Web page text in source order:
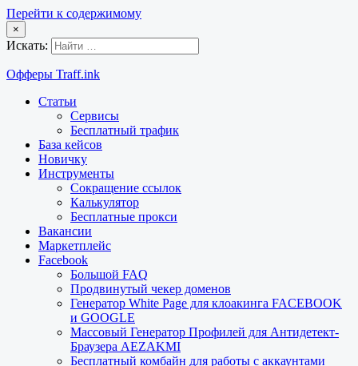
Перейти к содержимому
×
Искать:
Офферы Traff.ink
Статьи
Сервисы
Бесплатный трафик
База кейсов
Новичку
Инструменты
Сокращение ссылок
Калькулятор
Бесплатные прокси
Вакансии
Маркетплейс
Facebook
Большой FAQ
Продвинутый чекер доменов
Генератор White Page для клоакинга FACEBOOK
и GOOGLE
Массовый Генератор Профилей для Антидетект-
Браузера AEZAKMI
Бесплатный комбайн для работы с аккаунтами